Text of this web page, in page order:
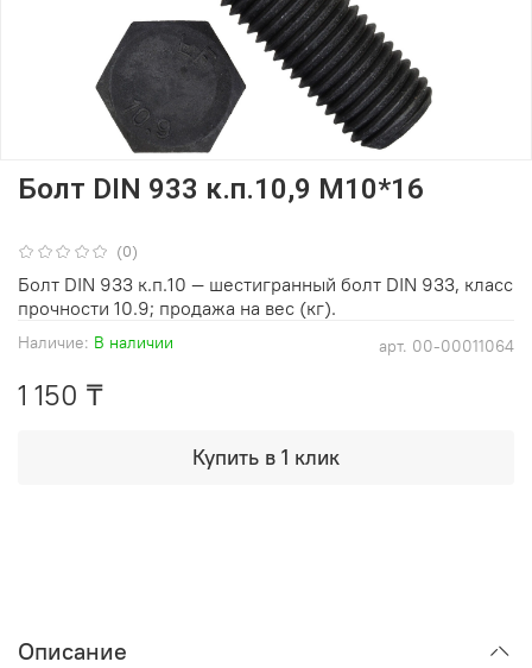
(0)
арт. 00-00011064
Наличие: В наличии
Болт DIN 933 к.п.10,9 М10*16
1 150 ₸
Купить в 1 клик
Болт DIN 933 к.п.10 — шестигранный болт DIN 933, класс
прочности 10.9; продажа на вес (кг).
Описание